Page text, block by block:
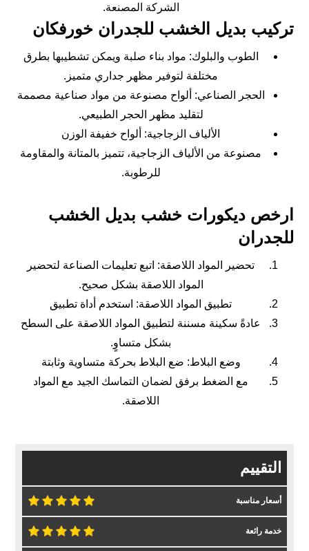
الشركة المصنعة.
تركيب بديل الخشب للجدران خورفكان
الطوب والبلوك: مواد بناء صلبة ويمكن تشطيبها بطرق
مختلفة لتوفير مظهر جداري متميز.
الحجر الصناعي: ألواح مصنوعة من مواد صناعية مصممة
لتقليد مظهر الحجر الطبيعي.
الألياف الزجاجية: ألواح خفيفة الوزن
مصنوعة من الألياف الزجاجية، تتميز بالمتانة والمقاومة
للرطوبة.
ارخص ديكورات خشب بديل الخشب
للجدران
تحضير المواد اللاصقة: اتبع تعليمات الصناعة لتحضير
المواد اللاصقة بشكل صحيح.
تطبيق المواد اللاصقة: استخدم أداة تطبيق
عادةً سكينة مسننة لتطبيق المواد اللاصقة على السطح
بشكل متساوٍ.
وضع البلاط: ضع البلاط بحركة متساوية وثابتة
مع الضغط برفق لضمان التماسك الجيد مع المواد
اللاصقة.
التقييم
أسعار مناسبة
خدمة رائعة